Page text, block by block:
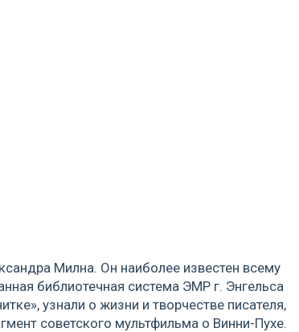
Милна. Он наиболее известен всему
библиотечная система ЭМР г. Энгельса
узнали о жизни и творчестве писателя,
советского мультфильма о Винни-Пухе.